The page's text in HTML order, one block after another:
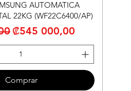
AUTOMATICA
22KG (WF22C6400/AP)
Precio de oferta
₡545 000,00
Comprar